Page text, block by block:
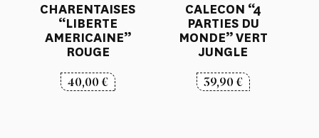
CHARENTAISES
“LIBERTE
AMERICAINE”
ROUGE
40,00€
CALECON “4
PARTIES DU
MONDE” VERT
JUNGLE
39,90€